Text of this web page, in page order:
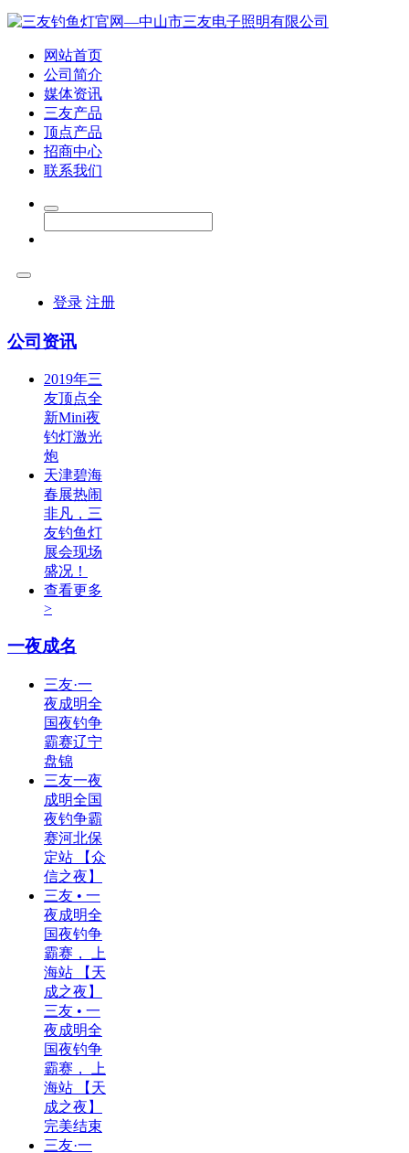
网站首页
公司简介
媒体资讯
三友产品
顶点产品
招商中心
联系我们
登录 注册
公司资讯
2019年三
友顶点全
新Mini夜
钓灯激光
炮
天津碧海
春展热闹
非凡，三
友钓鱼灯
展会现场
盛况！
查看更多
>
一夜成名
三友·一
夜成明全
国夜钓争
霸赛辽宁
盘锦
三友一夜
成明全国
夜钓争霸
赛河北保
定站 【众
信之夜】
三友 • 一
夜成明全
国夜钓争
霸赛， 上
海站 【天
成之夜】
三友 • 一
夜成明全
国夜钓争
霸赛， 上
海站 【天
成之夜】
完美结束
三友·一